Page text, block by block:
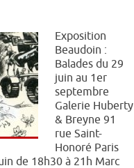
Exposition
Beaudoin :
Balades du 29
juin au 1er
septembre
Galerie Huberty
& Breyne 91
rue Saint-
Honoré Paris
de 18h30 à 21h Marc